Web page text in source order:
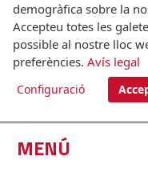
MENÚ
©
demogràfica sobre la
Accepteu totes les
possible al nostre lloc
preferències. Avís legal
Configuració